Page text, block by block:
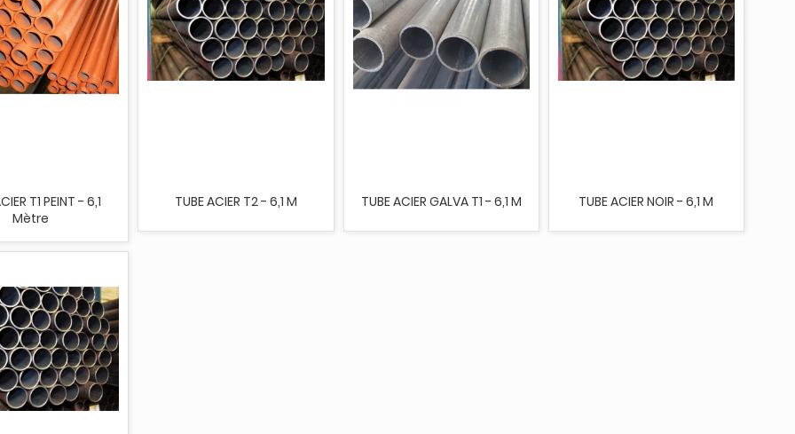
T1 PEINT - 6,1
Mètre
TUBE ACIER T2 - 6,1 M TUBE ACIER GALVA T1 - 6,1 M TUBE ACIER NOIR - 6,1 M